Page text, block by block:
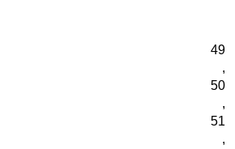
49
,
50
,
51
,